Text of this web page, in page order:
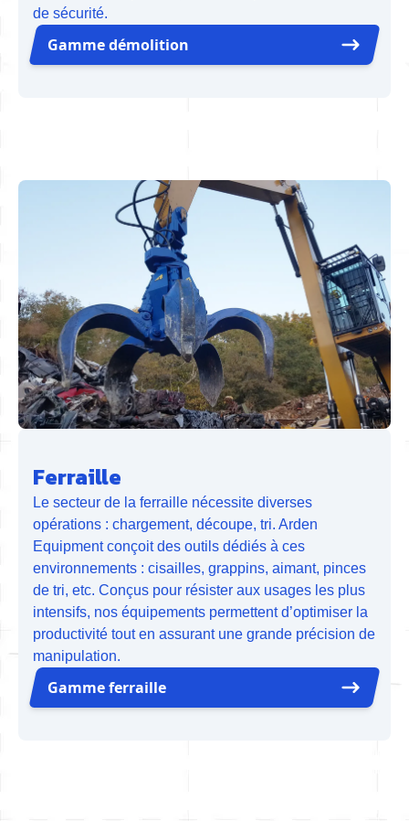
de sécurité.
Gamme démolition
Ferraille
Le secteur de la ferraille nécessite diverses
opérations : chargement, découpe, tri. Arden
Equipment conçoit des outils dédiés à ces
environnements : cisailles, grappins, aimant, pinces
de tri, etc. Conçus pour résister aux usages les plus
intensifs, nos équipements permettent d’optimiser la
productivité tout en assurant une grande précision de
manipulation.
Gamme ferraille